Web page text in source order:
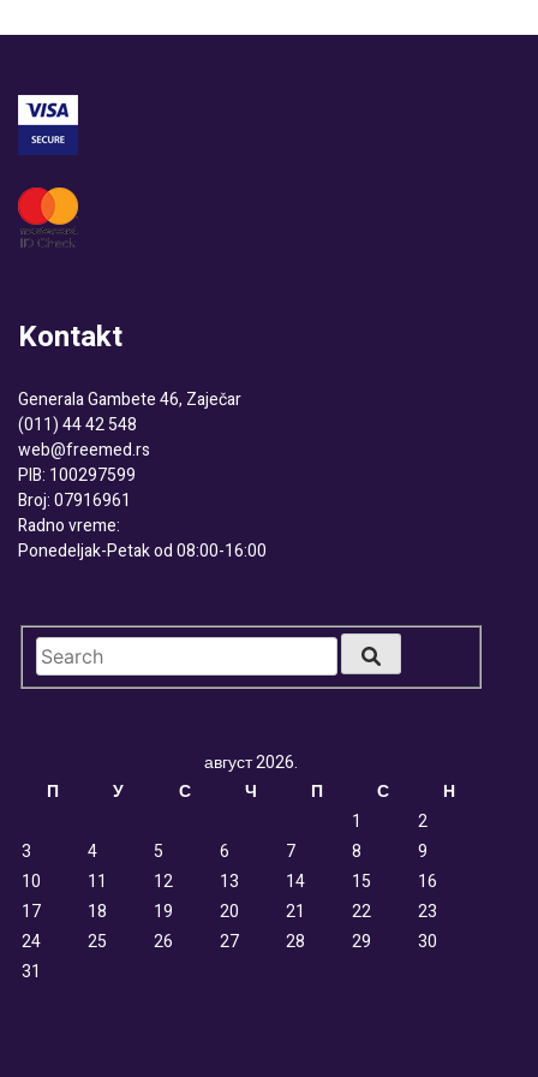
Kontakt
Generala Gambete 46, Zaječar
(011) 44 42 548
web@freemed.rs
PIB: 100297599
Broj: 07916961
Radno vreme:
Ponedeljak-Petak od 08:00-16:00
август 2026.
П
У С Ч П С
Н
1
2
3
4 5 6 7 8
9
10
11 12 13 14 15
16
17
18 19 20 21 22
23
24
25 26 27 28 29
30
31